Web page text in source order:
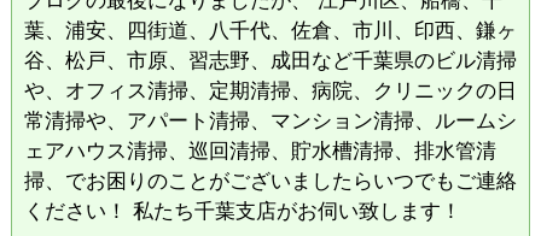
葉、浦安、四街道、八千代、佐倉、市川、印西、鎌ヶ
谷、松戸、市原、習志野、成田など千葉県のビル清掃
や、オフィス清掃、定期清掃、病院、クリニックの日
常清掃や、アパート清掃、マンション清掃、ルームシ
ェアハウス清掃、巡回清掃、貯水槽清掃、排水管清
掃、でお困りのことがございましたらいつでもご連絡
ください！ 私たち千葉支店がお伺い致します！